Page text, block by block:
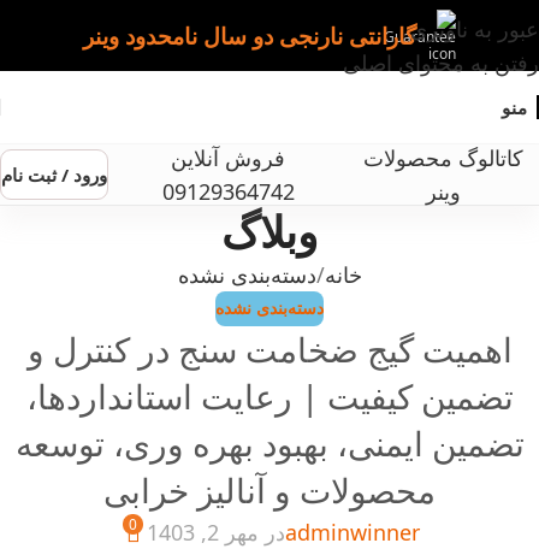
عبور به ناوبری
رفتن به محتوای اصلی
گارانتی نارنجی دو سال نامحدود وینر
منو
کاتالوگ محصولات
وینر
فروش آنلاین
09129364742
ورود / ثبت نام
وبلاگ
خانه دسته‌بندی نشده
دسته‌بندی نشده
اهمیت گیج ضخامت سنج در کنترل و
تضمین کیفیت | رعایت استانداردها،
تضمین ایمنی، بهبود بهره وری، توسعه
محصولات و آنالیز خرابی
adminwinnerدر مهر 2, 1403 0